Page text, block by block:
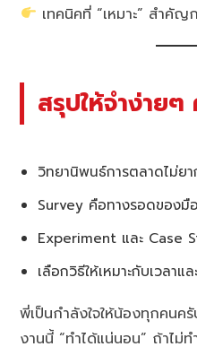
เทคนิคที่ “เหมาะ” สำคัญ
สรุปให้จำง่ายๆ
วิทยานิพนธ์การตลาดไม่ย
Survey คือทางรอดของมื
Experiment และ Case
เลือกวิธีให้เหมาะกับเวลาแ
พี่เป็นกำลังใจให้น้องทุกคนครั
งานนี้ “ทำได้แน่นอน” ถ้าไม่